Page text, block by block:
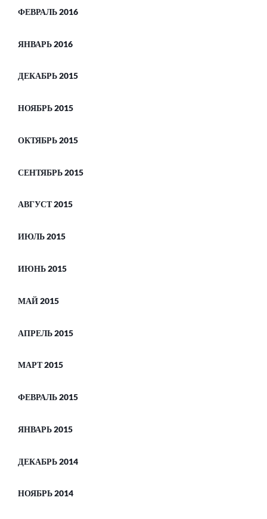
ФЕВРАЛЬ 2016
ЯНВАРЬ 2016
ДЕКАБРЬ 2015
НОЯБРЬ 2015
ОКТЯБРЬ 2015
СЕНТЯБРЬ 2015
АВГУСТ 2015
ИЮЛЬ 2015
ИЮНЬ 2015
МАЙ 2015
АПРЕЛЬ 2015
МАРТ 2015
ФЕВРАЛЬ 2015
ЯНВАРЬ 2015
ДЕКАБРЬ 2014
НОЯБРЬ 2014